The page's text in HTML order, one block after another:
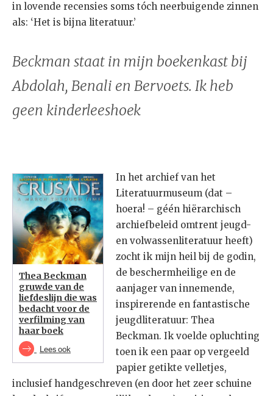
in lovende recensies soms tóch neerbuigende zinnen
als: ‘Het is bijna literatuur.’
Beckman staat in mijn boekenkast bij
Abdolah, Benali en Bervoets. Ik heb
geen kinderleeshoek
Thea Beckman
gruwde van de
liefdeslijn die was
bedacht voor de
verfilming van
haar boek
Lees ook
In het archief van het
Literatuurmuseum (dat –
hoera! – géén hiërarchisch
archiefbeleid omtrent jeugd-
en volwassenliteratuur heeft)
zocht ik mijn heil bij de godin,
de beschermheilige en de
aanjager van innemende,
inspirerende en fantastische
jeugdliteratuur: Thea
Beckman. Ik voelde opluchting
toen ik een paar op vergeeld
papier getikte velletjes,
inclusief handgeschreven (en door het zeer schuine